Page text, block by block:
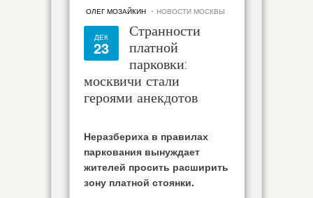
ОЛЕГ МОЗАЙКИН · НОВОСТИ МОСКВЫ
ДЕК
23
Странности
платной
парковки:
москвичи стали
героями анекдотов
Неразбериха в правилах
паркования вынуждает
жителей просить расширить
зону платной стоянки.